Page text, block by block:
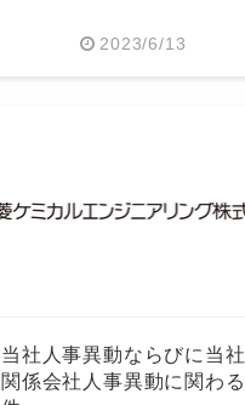
2023/6/13
当社人事異動ならびに当社
関係会社人事異動に関わる